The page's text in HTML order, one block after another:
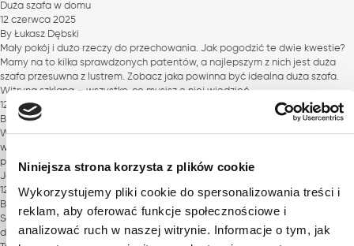
Niniejsza strona korzysta z plików cookie
Wykorzystujemy pliki cookie do spersonalizowania treści i
reklam, aby oferować funkcje społecznościowe i
analizować ruch w naszej witrynie. Informacje o tym, jak
Duża szafa w domu
12 czerwca 2025
By Łukasz Dębski
Mały pokój i dużo rzeczy do przechowania. Jak pogodzić te dwie kwestie?
Mamy na to kilka sprawdzonych patentów, a najlepszym z nich jest duża
szafa przesuwna z lustrem. Zobacz jaka powinna być idealna duża szafa.
Witryna szklana – wszystko, co musisz o niej wiedzieć
12 czerwca 2025
By
Łukasz Dębski
Witryna szklana – jaki model wybrać, w jakim pomieszczeniu ustawić
witrynę przeszkloną i co w niej umieścić. Odpowiadamy na wszystkie
pytania!
Jak urządzić niewielki salon z sypialnią w bloku?
12 czerwca 2025
By
Łukasz Dębski
Salon z sypialnią w bloku, to nie lada wyzwanie, ale przecież wszystko jest
do zrobienia. Sprawdź jak zaaranżować wygodny salon z łóżkiem!